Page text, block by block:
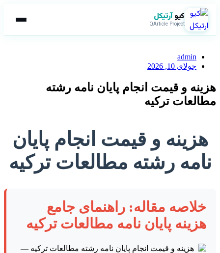
کیوآرتیکل
QArticle Project
admin
جولای 10, 2026
هزینه و قیمت انجام پایان نامه رشته
مطالعات ترکیه
هزینه و قیمت انجام پایان
نامه رشته مطالعات ترکیه
خلاصه مقاله: راهنمای جامع
هزینه پایان نامه مطالعات ترکیه